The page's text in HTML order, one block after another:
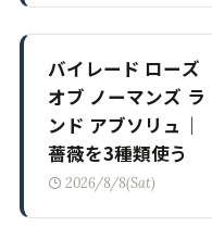
バイレード ローズ
オブ ノーマンズ ラ
ンド アブソリュ｜
薔薇を3種類使う
2026/8/8(Sat)